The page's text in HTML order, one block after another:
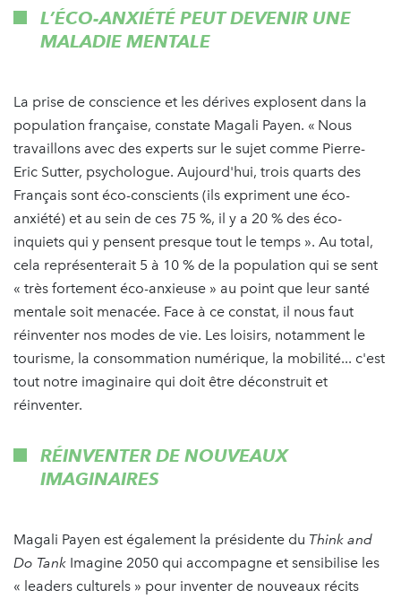
L’ÉCO-ANXIÉTÉ PEUT DEVENIR UNE
MALADIE MENTALE
La prise de conscience et les dérives explosent dans la
population française, constate Magali Payen. « Nous
travaillons avec des experts sur le sujet comme Pierre-
Eric Sutter, psychologue. Aujourd'hui, trois quarts des
Français sont éco-conscients (ils expriment une éco-
anxiété) et au sein de ces 75 %, il y a 20 % des éco-
inquiets qui y pensent presque tout le temps ». Au total,
cela représenterait 5 à 10 % de la population qui se sent
« très fortement éco-anxieuse » au point que leur santé
mentale soit menacée. Face à ce constat, il nous faut
réinventer nos modes de vie. Les loisirs, notamment le
tourisme, la consommation numérique, la mobilité... c'est
tout notre imaginaire qui doit être déconstruit et
réinventer.
RÉINVENTER DE NOUVEAUX
IMAGINAIRES
Magali Payen est également la présidente du Think and
Do Tank Imagine 2050 qui accompagne et sensibilise les
« leaders culturels » pour inventer de nouveaux récits